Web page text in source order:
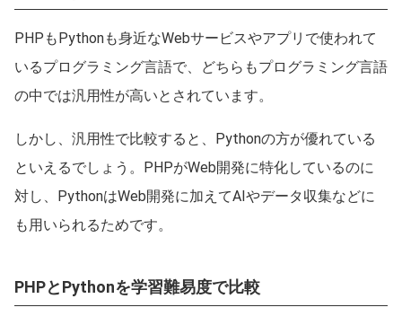
PHPもPythonも身近なWebサービスやアプリで使われて
いるプログラミング言語で、どちらもプログラミング言語
の中では汎用性が高いとされています。
しかし、汎用性で比較すると、Pythonの方が優れている
といえるでしょう。PHPがWeb開発に特化しているのに
対し、PythonはWeb開発に加えてAIやデータ収集などに
も用いられるためです。
PHPとPythonを学習難易度で比較